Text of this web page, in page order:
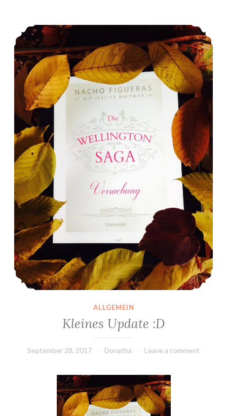
Kleines Update :D
ALLGEMEIN
Kleines Update :D
September 28, 2017 Donatha Leave a comment